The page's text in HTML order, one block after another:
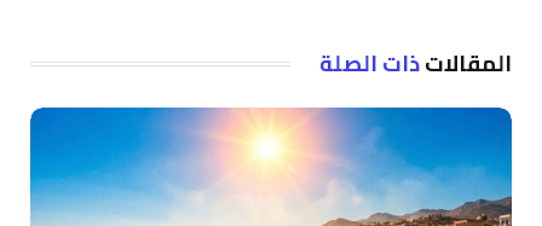
المقالاتذات الصلة